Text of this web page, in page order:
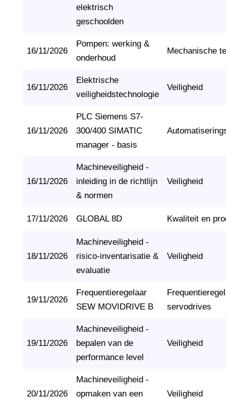
elektrisch
geschoolden
16/11/2026
Pompen: werking &
onderhoud
Mechanische
16/11/2026
Elektrische
veiligheidstechnologie
Veiligheid
16/11/2026
PLC Siemens S7-
300/400 SIMATIC
manager - basis
16/11/2026
Machineveiligheid -
inleiding in de richtlijn
& normen
Veiligheid
17/11/2026 GLOBAL 8D Kwaliteit en
18/11/2026
Machineveiligheid -
risico-inventarisatie &
evaluatie
Veiligheid
19/11/2026
Frequentieregelaar
SEW MOVIDRIVE B
servodrives
19/11/2026
Machineveiligheid -
bepalen van de
performance level
Veiligheid
20/11/2026
Machineveiligheid -
opmaken van een
Veiligheid